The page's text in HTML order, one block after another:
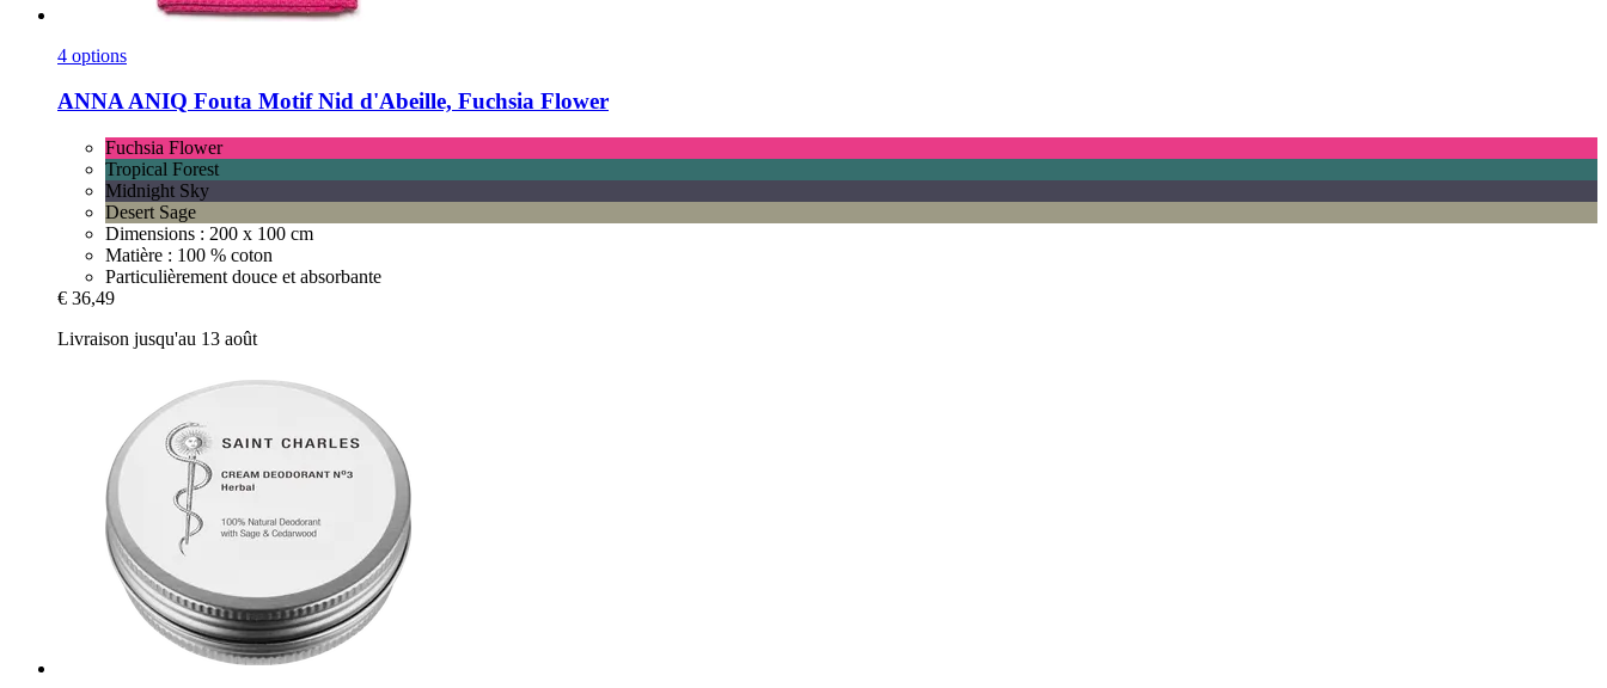
4 options
ANNA ANIQ Fouta Motif Nid d'Abeille, Fuchsia Flower
Fuchsia Flower
Tropical Forest
Midnight Sky
Desert Sage
Dimensions : 200 x 100 cm
Matière : 100 % coton
Particulièrement douce et absorbante
€ 36,49
Livraison jusqu'au 13 août